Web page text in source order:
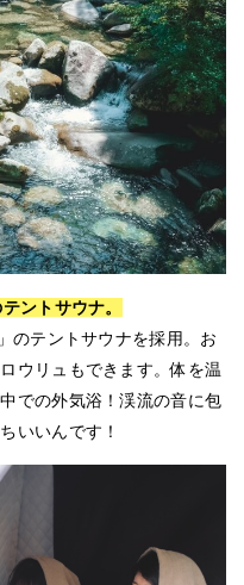
ントサウナ。
のテントサウナを採用。お
ウリュもできます。体を温
での外気浴！渓流の音に包
いいんです！